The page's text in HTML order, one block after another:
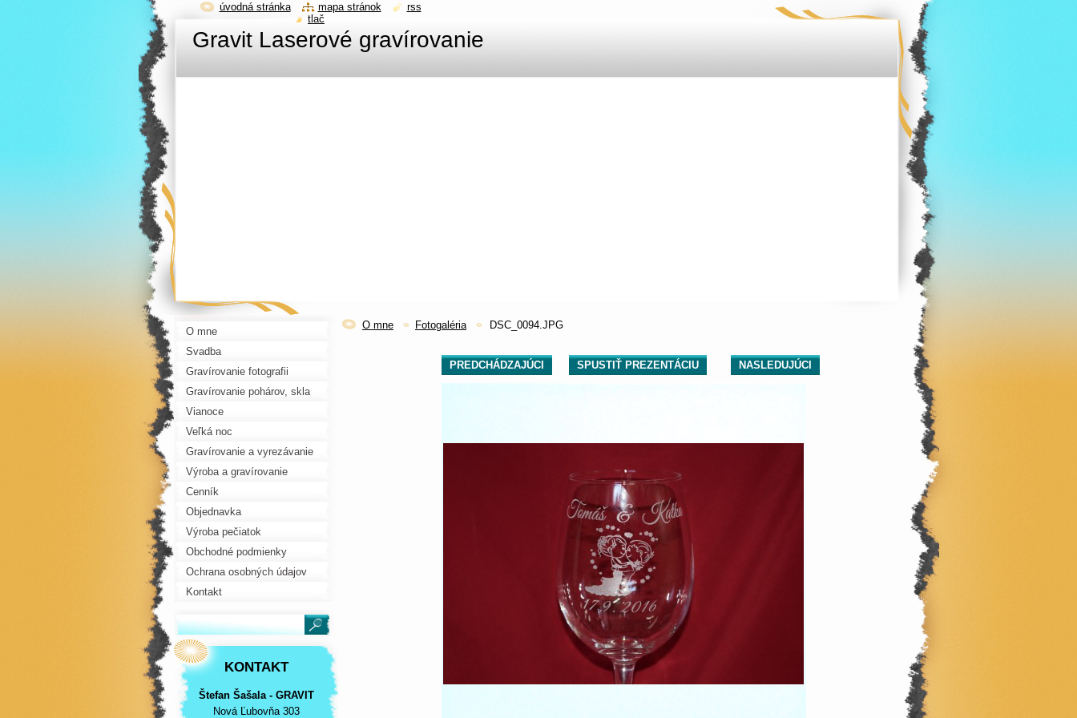
Gravit Laserové gravírovanie
O mne Fotogaléria DSC_0094.JPG
PREDCHÁDZAJÚCI SPUSTIŤ PREZENTÁCIU NASLEDUJÚCI
O mne
Svadba
Gravírovanie fotografii
Gravírovanie pohárov, skla
Vianoce
Veľká noc
Gravírovanie a vyrezávanie
lasérom na mieru
Výroba a gravírovanie
darčekov
Cenník
Objednavka
Výroba pečiatok
Obchodné podmienky
Ochrana osobných údajov
Kontakt
KONTAKT
Štefan Šašala - GRAVIT
Nová Ľubovňa 303
úvodná stránka mapa stránok
rss
tlač